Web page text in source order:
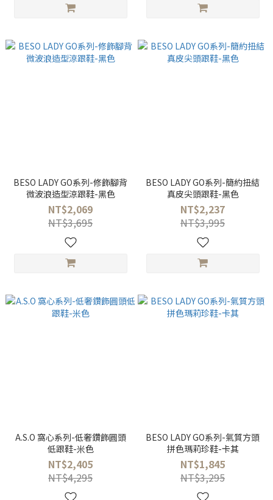
BESO LADY GO系列-修飾腳背
微波浪造型涼跟鞋-黑色
NT$2,069
NT$3,695
BESO LADY GO系列-簡約扭結
真皮尖頭跟鞋-黑色
NT$2,237
NT$3,995
A.S.O 窩心系列-低奢鑽飾圓頭
低跟鞋-米色
NT$2,405
NT$4,295
BESO LADY GO系列-氣質方頭
拼色瑪莉珍鞋-卡其
NT$1,845
NT$3,295